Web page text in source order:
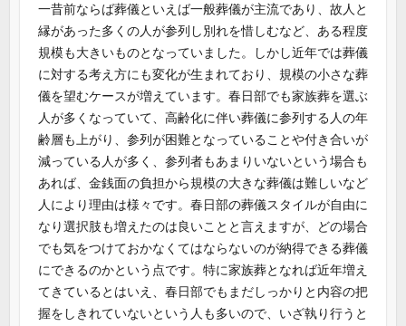
一昔前ならば葬儀といえば一般葬儀が主流であり、故人と
縁があった多くの人が参列し別れを惜しむなど、ある程度
規模も大きいものとなっていました。しかし近年では葬儀
に対する考え方にも変化が生まれており、規模の小さな葬
儀を望むケースが増えています。春日部でも家族葬を選ぶ
人が多くなっていて、高齢化に伴い葬儀に参列する人の年
齢層も上がり、参列が困難となっていることや付き合いが
減っている人が多く、参列者もあまりいないという場合も
あれば、金銭面の負担から規模の大きな葬儀は難しいなど
人により理由は様々です。春日部の葬儀スタイルが自由に
なり選択肢も増えたのは良いことと言えますが、どの場合
でも気をつけておかなくてはならないのが納得できる葬儀
にできるのかという点です。特に家族葬となれば近年増え
てきているとはいえ、春日部でもまだしっかりと内容の把
握をしきれていないという人も多いので、いざ執り行うと